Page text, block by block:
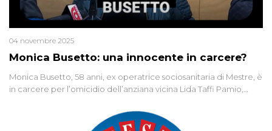
Monica Busetto: una innocente in carcere?
04 novembre 2025
Monica Busetto, 58 anni, ex operatrice sociosanitaria di Mestre, è
in carcere per l’omicidio dell’anziana vicina Lida Taffi Pamio,
minuscola su una collanina, Monica si proclama innocente. Nel
2015 un’altra donna confessa lo stesso delitto, poi ritratta. Due